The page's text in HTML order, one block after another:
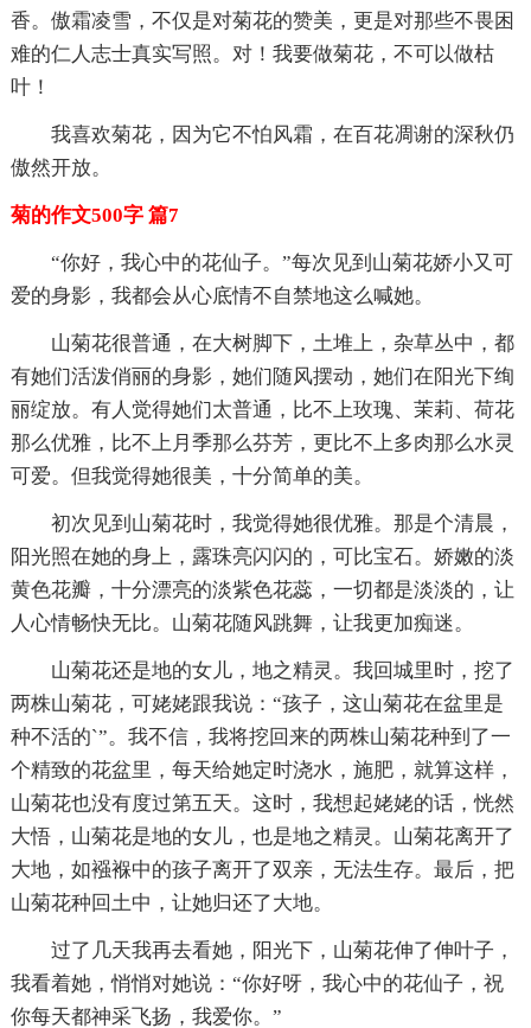
香。傲霜凌雪，不仅是对菊花的赞美，更是对那些不畏困
难的仁人志士真实写照。对！我要做菊花，不可以做枯
叶！
我喜欢菊花，因为它不怕风霜，在百花凋谢的深秋仍
傲然开放。
菊的作文500字 篇7
“你好，我心中的花仙子。”每次见到山菊花娇小又可
爱的身影，我都会从心底情不自禁地这么喊她。
山菊花很普通，在大树脚下，土堆上，杂草丛中，都
有她们活泼俏丽的身影，她们随风摆动，她们在阳光下绚
丽绽放。有人觉得她们太普通，比不上玫瑰、茉莉、荷花
那么优雅，比不上月季那么芬芳，更比不上多肉那么水灵
可爱。但我觉得她很美，十分简单的美。
初次见到山菊花时，我觉得她很优雅。那是个清晨，
阳光照在她的身上，露珠亮闪闪的，可比宝石。娇嫩的淡
黄色花瓣，十分漂亮的淡紫色花蕊，一切都是淡淡的，让
人心情畅快无比。山菊花随风跳舞，让我更加痴迷。
山菊花还是地的女儿，地之精灵。我回城里时，挖了
两株山菊花，可姥姥跟我说：“孩子，这山菊花在盆里是
种不活的`”。我不信，我将挖回来的两株山菊花种到了一
个精致的花盆里，每天给她定时浇水，施肥，就算这样，
山菊花也没有度过第五天。这时，我想起姥姥的话，恍然
大悟，山菊花是地的女儿，也是地之精灵。山菊花离开了
大地，如襁褓中的孩子离开了双亲，无法生存。最后，把
山菊花种回土中，让她归还了大地。
过了几天我再去看她，阳光下，山菊花伸了伸叶子，
我看着她，悄悄对她说：“你好呀，我心中的花仙子，祝
你每天都神采飞扬，我爱你。”